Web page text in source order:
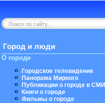
Город и люди
О городе
Городское телевидение
Панорама Мирного
Публикации о городе в СМИ
Книги о городе
Фильмы о городе